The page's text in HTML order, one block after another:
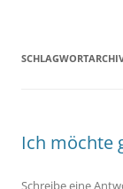
Ich möchte
Schreibe eine